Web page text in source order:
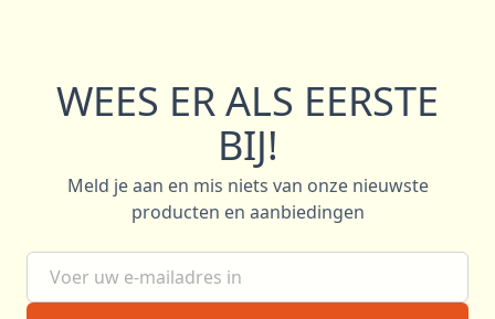
WEES ER ALS EERSTE
BIJ!
Meld je aan en mis niets van onze nieuwste
producten en aanbiedingen
E-mail adres